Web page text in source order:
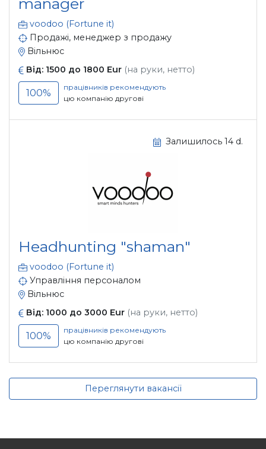
manager
voodoo (Fortune it)
Продажі, менеджер з продажу
Вільнюс
Від: 1500 до 1800 Eur (на руки, нетто)
100%
працівників рекомендують
цю компанію другові
Залишилось 14 d.
Headhunting "shaman"
voodoo (Fortune it)
Управління персоналом
Вільнюс
Від: 1000 до 3000 Eur (на руки, нетто)
100%
працівників рекомендують
цю компанію другові
Переглянути вакансії